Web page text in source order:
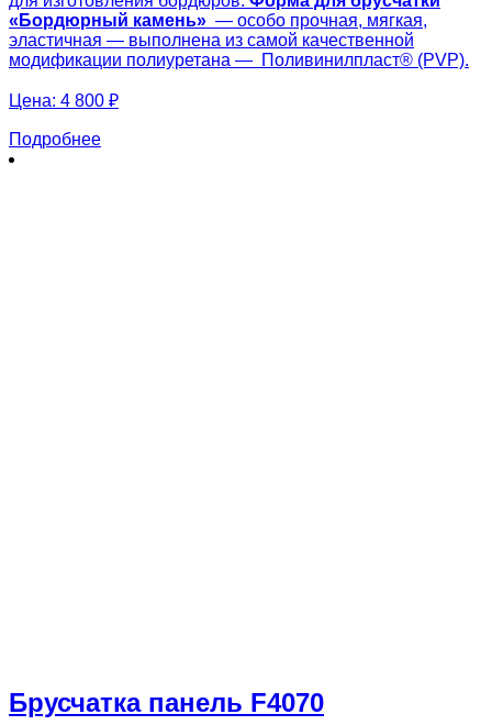
« Бордюрный камень» — особо прочная, мягкая,
эластичная — выполнена из самой качественной
модификации полиуретана — Поливинилпласт® (PVP).
Цена: 4 800 ₽
Подробнее
Брусчатка панель F4070